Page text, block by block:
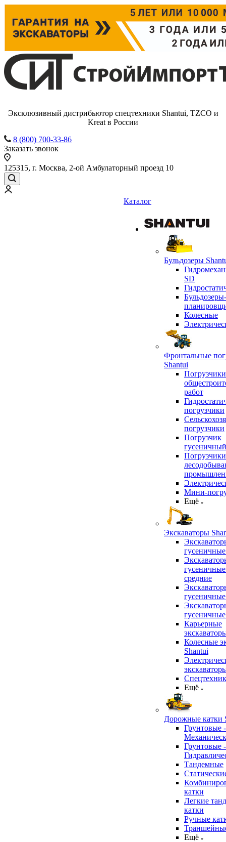
Эксклюзивный дистрибьютор спецтехники Shantui, TZCO и
Kreat в России
8 (800) 700-33-86
Заказать звонок
125315, г. Москва, 2-ой Амбулаторный проезд 10
Каталог
Бульдозеры
SD
Бульдозеры-
Колесные
Фронтальные
Shantui
работ
погрузчики
погрузчики
Погрузчик
гусеничный
Мини-
Ещё
Экскаваторы
средние
Карьерные
Колесные
Shantui
Ещё
Дорожные катки
Грунтовые -
Грунтовые -
Тандемные
катки
Легкие
катки
Ручные
Ещё